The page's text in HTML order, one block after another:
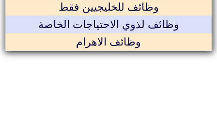
وظائف للخليجيين فقط
وظائف لذوي الاحتياجات الخاصة
وظائف الاهرام